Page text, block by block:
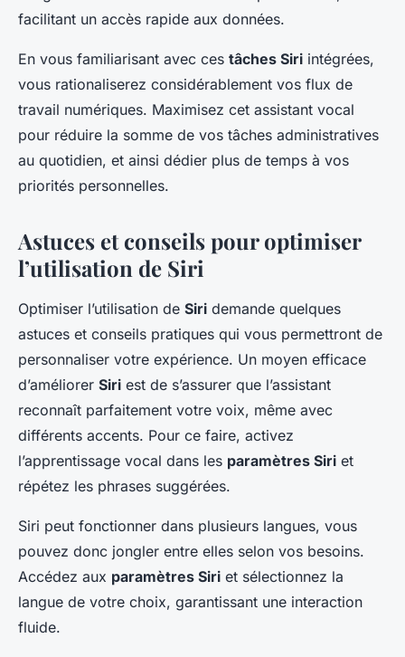
facilitant un accès rapide aux données.
En vous familiarisant avec ces tâches Siri intégrées,
vous rationaliserez considérablement vos flux de
travail numériques. Maximisez cet assistant vocal
pour réduire la somme de vos tâches administratives
au quotidien, et ainsi dédier plus de temps à vos
priorités personnelles.
Astuces et conseils pour optimiser
l’utilisation de Siri
Optimiser l’utilisation de Siri demande quelques
astuces et conseils pratiques qui vous permettront de
personnaliser votre expérience. Un moyen efficace
d’améliorer Siri est de s’assurer que l’assistant
reconnaît parfaitement votre voix, même avec
différents accents. Pour ce faire, activez
l’apprentissage vocal dans les paramètres Siri et
répétez les phrases suggérées.
Siri peut fonctionner dans plusieurs langues, vous
pouvez donc jongler entre elles selon vos besoins.
Accédez aux paramètres Siri et sélectionnez la
langue de votre choix, garantissant une interaction
fluide.